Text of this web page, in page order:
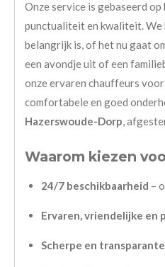
Onze service is gebaseerd
punctualiteit en kwaliteit.
belangrijk is, of het nu gaat
een avondje uit of een
onze ervaren chauffeurs
comfortabele en goed
Hazerswoude-Dorp,
Waarom kiezen
24/7 beschikbaarheid –
Ervaren, vriendelijke
Scherpe en